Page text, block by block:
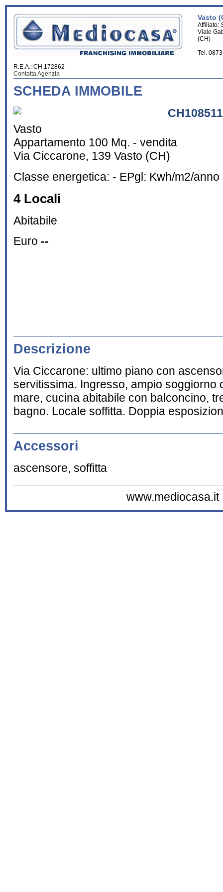
Vasto
Affiliato:
Viale
(CH)
Tel.
R.E.A.: CH 172862
Contatta Agenzia
SCHEDA IMMOBILE
Vasto
Appartamento 100 Mq. - vendita
Via Ciccarone, 139 Vasto (CH)
Classe energetica: - EPgl: Kwh/m2/anno
4 Locali
Abitabile
Euro--
Descrizione
Via Ciccarone: ultimo piano con
servitissima. Ingresso, ampio soggiorno
mare, cucina abitabile con balconcino,
bagno. Locale soffitta. Doppia
Accessori
ascensore, soffitta
www.mediocasa.it